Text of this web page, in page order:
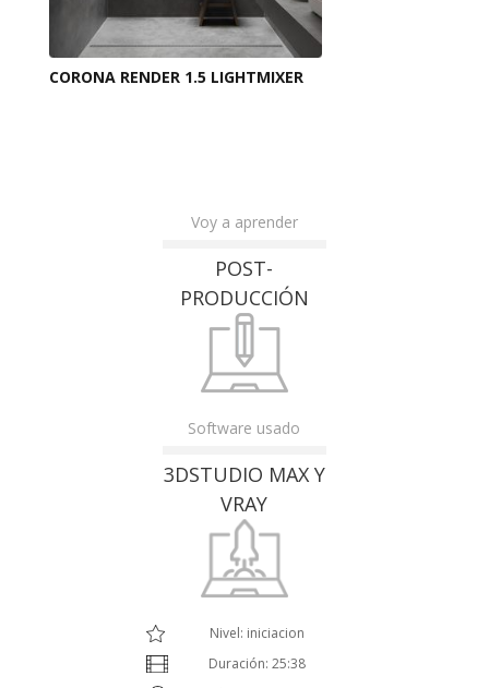
CORONA RENDER 1.5 LIGHTMIXER
Voy a aprender
POST-
PRODUCCIÓN
Software usado
3DSTUDIO MAX Y
VRAY
Nivel: iniciacion
Duración: 25:38